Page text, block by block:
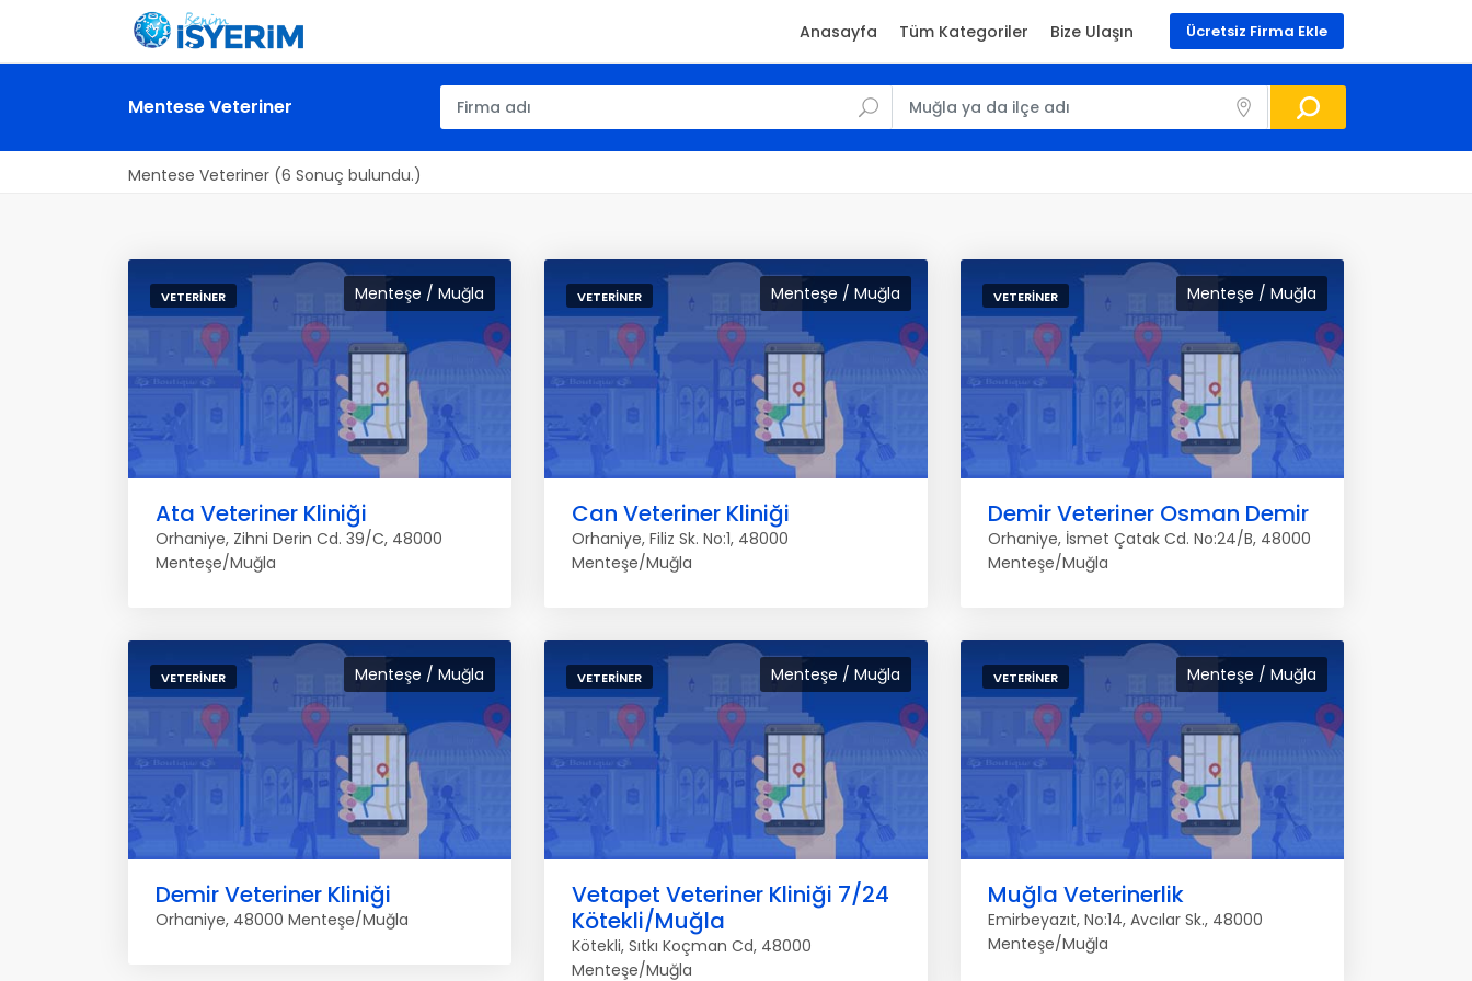
Ücretsiz Firma Ekle
Anasayfa Tüm Kategoriler Bize Ulaşın
Mentese Veteriner
Mentese Veteriner (6 Sonuç bulundu.)
Menteşe / Muğla
VETERINER
Ata Veteriner Kliniği
Orhaniye, Zihni Derin Cd. 39/C, 48000
Menteşe/Muğla
Menteşe / Muğla
VETERINER
Can Veteriner Kliniği
Orhaniye, Filiz Sk. No:1, 48000
Menteşe/Muğla
Menteşe / Muğla
VETERINER
Demir Veteriner Osman Demir
Orhaniye, İsmet Çatak Cd. No:24/B, 48000
Menteşe/Muğla
Menteşe / Muğla
VETERINER
Demir Veteriner Kliniği
Orhaniye, 48000 Menteşe/Muğla
Menteşe / Muğla
VETERINER
Vetapet Veteriner Kliniği 7/24
Kötekli/Muğla
Kötekli, Sıtkı Koçman Cd, 48000
Menteşe/Muğla
Menteşe / Muğla
VETERINER
Muğla Veterinerlik
Emirbeyazıt, No:14, Avcılar Sk., 48000
Menteşe/Muğla